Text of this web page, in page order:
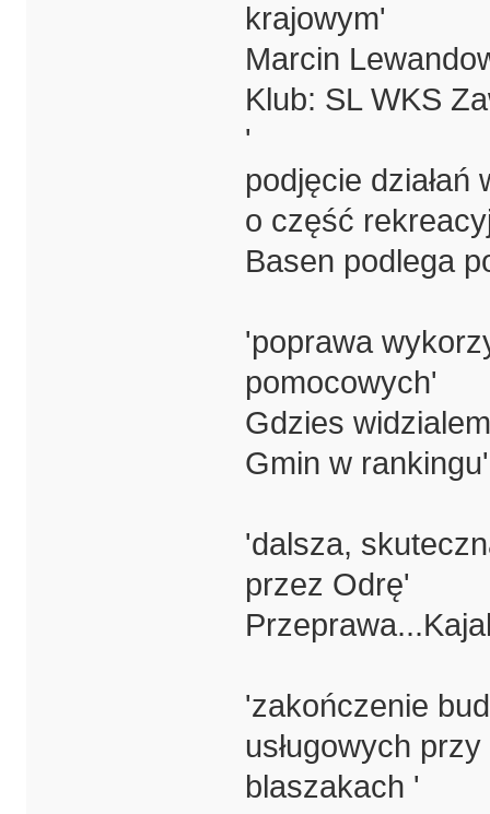
krajowym'
Marcin
Klub: SL WKS
'
podjęcie
o część
Basen podlega
'poprawa
pomocowych'
Gdzies
Gmin w rankingu'
'dalsza,
przez Odrę'
'zakończenie
usługowych
blaszakach '